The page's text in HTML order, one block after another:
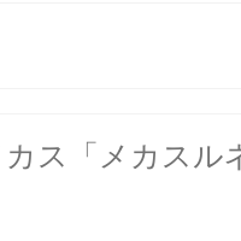
ス「メカスル